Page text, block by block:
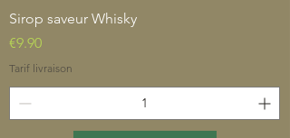
Sirop saveur Whisky
価格
€9.90
Tarif livraison